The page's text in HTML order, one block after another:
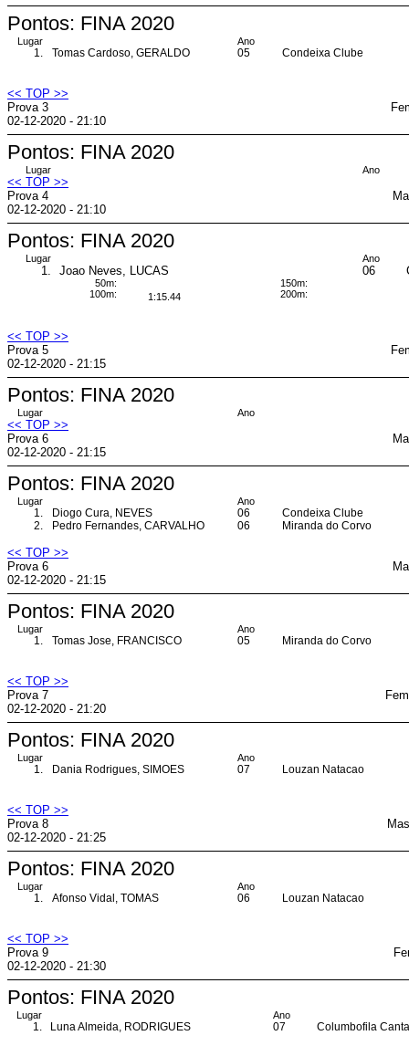
Pontos: FINA 2020
Lugar Ano
1. Tomas Cardoso, GERALDO 05 Condeixa Clube
<< TOP >>
Prova 3
02-12-2020 - 21:10
Pontos: FINA 2020
Lugar Ano
<< TOP >>
Prova 4
02-12-2020 - 21:10
Pontos: FINA 2020
Lugar Ano
1. Joao Neves, LUCAS 06
50m:
100m:
1:15.44
150m:
200m:
<< TOP >>
Prova 5
02-12-2020 - 21:15
Pontos: FINA 2020
Lugar Ano
<< TOP >>
Prova 6
02-12-2020 - 21:15
Pontos: FINA 2020
Lugar Ano
1. Diogo Cura, NEVES 06
Condeixa Clube
2.
Pedro Fernandes, CARVALHO 06 Miranda do Corvo
<< TOP >>
Prova 6
02-12-2020 - 21:15
Pontos: FINA 2020
Lugar Ano
1. Tomas Jose, FRANCISCO 05 Miranda do Corvo
<< TOP >>
Prova 7
02-12-2020 - 21:20
Pontos: FINA 2020
Lugar Ano
1. Dania Rodrigues, SIMOES 07 Louzan Natacao
<< TOP >>
Prova 8
02-12-2020 - 21:25
Pontos: FINA 2020
Lugar Ano
1. Afonso Vidal, TOMAS 06 Louzan Natacao
<< TOP >>
Prova 9
02-12-2020 - 21:30
Pontos: FINA 2020
Lugar Ano
1. Luna Almeida, RODRIGUES 07 Columbofila